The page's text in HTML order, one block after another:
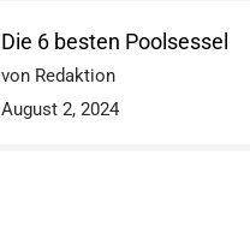
Die 6 besten Poolsessel
von Redaktion
August 2, 2024